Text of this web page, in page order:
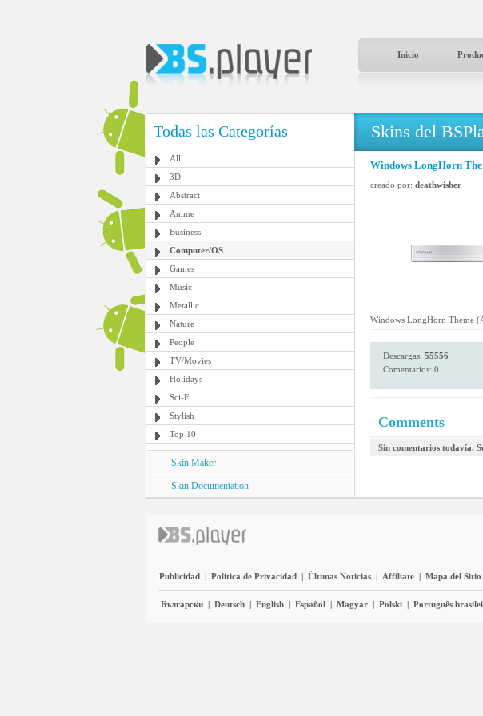
Inicio
Todas las Categorías
All
3D
Abstract
Anime
Business
Computer/OS
Games
Music
Metallic
Nature
People
TV/Movies
Holidays
Sci-Fi
Stylish
Top 10
Skin Maker
Skin Documentation
Skins del
Windows LongHorn
creado por: deathwisher
Windows LongHorn Theme
Descargas: 55556
Comentarios: 0
Comments
Sin comentarios todavía.
Publicidad | Política de Privacidad | Últimas Noticias | Affiliate | Mapa del Sitio
Български | Deutsch | English | Español | Magyar | Polski | Português